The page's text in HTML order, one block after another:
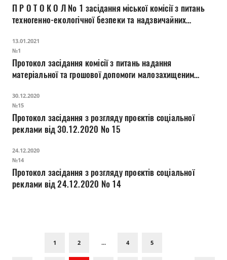
П Р О Т О К О Л № 1 засідання міської комісії з питань
техногенно-екологічної безпеки та надзвичайних
13.01.2021
№1
Протокол засідання комісії з питань надання
матеріальної та грошової допомоги малозахищеним
30.12.2020
№15
Протокол засідання з розгляду проєктів соціальної
реклами від 30.12.2020 № 15
24.12.2020
№14
Протокол засідання з розгляду проєктів соціальної
реклами від 24.12.2020 № 14
1 2 ... 4 5